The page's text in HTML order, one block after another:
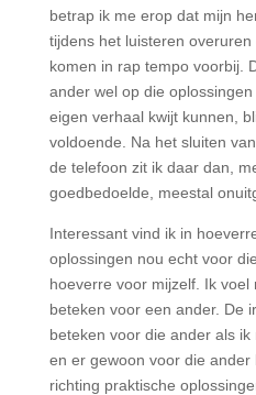
betrap ik me erop dat mijn
tijdens het luisteren
komen in rap tempo voorbij.
ander wel op die
eigen verhaal kwijt kunnen,
voldoende. Na het sluiten
de telefoon zit ik daar dan,
goedbedoelde, meestal
Interessant vind ik in
oplossingen nou echt voor
hoeverre voor mijzelf. Ik voel
beteken voor een ander. De
beteken voor die ander als ik
en er gewoon voor die
richting praktische